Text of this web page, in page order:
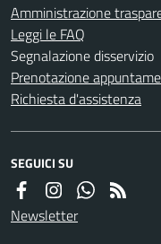
Amministrazione
Leggi le FAQ
Segnalazione disservizio
Prenotazione
Richiesta d'assistenza
SEGUICI SU
Newsletter